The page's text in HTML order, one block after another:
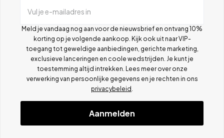
Vul je e-mailadres in
Meld je vandaag nog aan voor de nieuwsbrief en ontvang 10%
korting op je volgende aankoop. Kijk ook uit naar VIP-
toegang tot geweldige aanbiedingen, gerichte marketing,
exclusieve lanceringen en coole wedstrijden. Je kunt je
toestemming altijd intrekken. Lees meer over onze
verwerking van persoonlijke gegevens en je rechten in ons
privacybeleid
Aanmelden